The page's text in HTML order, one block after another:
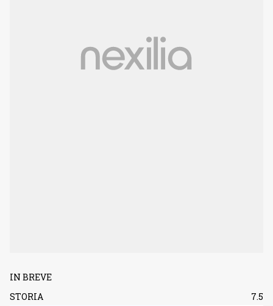
IN BREVE
STORIA
7.5